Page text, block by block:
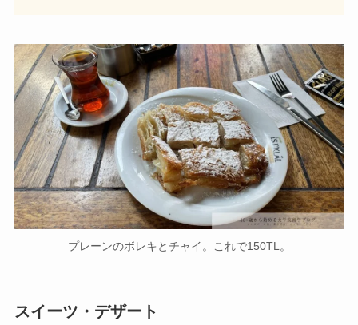
プレーンのボレキとチャイ。これで150TL。
スイーツ・デザート